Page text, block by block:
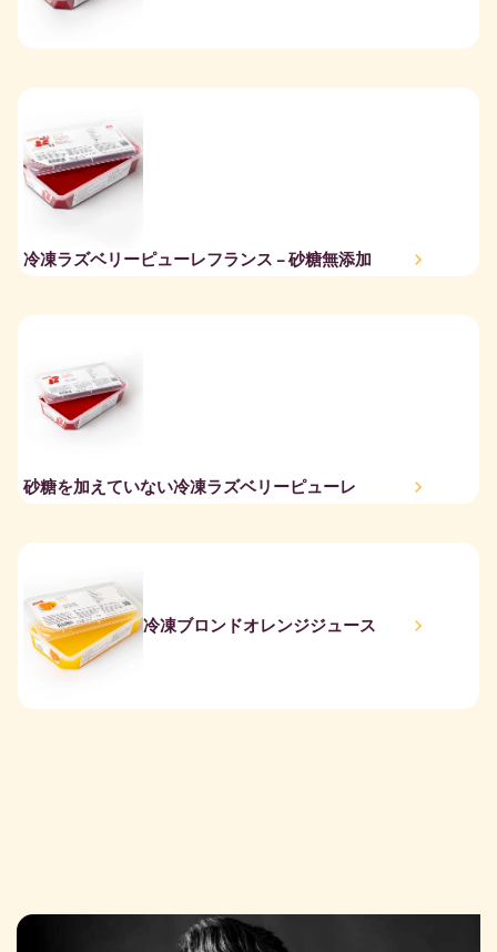
冷凍ラズベリーピューレフランス – 砂糖無添加
砂糖を加えていない冷凍ラズベリーピューレ
冷凍ブロンドオレンジジュース